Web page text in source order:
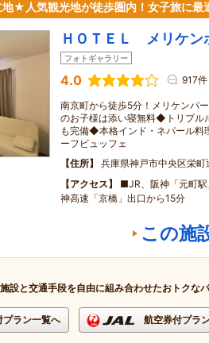
地★人気観光地が徒歩圏内！女子旅に
ＨＯＴＥＬ メリケ
フォトギャラリー
4.0 917件
南京町から徒歩5分！メリケンパ
のお子様は添い寝無料◆トリプル
も完備◆本格インド・ネパール料
ーフビュッフェ
住所
兵庫県神戸市中央区栄町
アクセス
■JR、阪神「元町
神高速「京橋」出口から15分
この施
設と交通手段を自由に組み合わせたおトクな
ラン一覧へ 航空券付プラ